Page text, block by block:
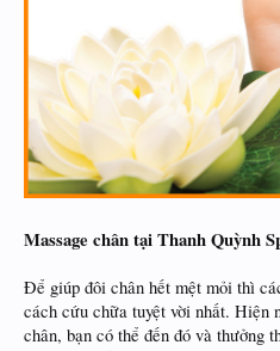
Massage chân tại Thanh Quỳnh
Để giúp đôi chân hết mệt mỏi thì
cách cứu chữa tuyệt vời nhất. Hiện
chân, bạn có thể đến đó và thưởng